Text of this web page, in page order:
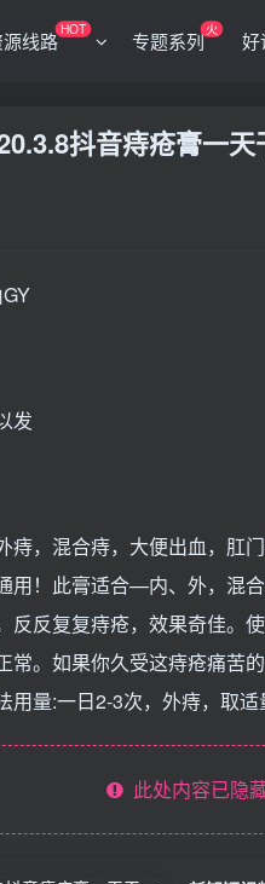
源线路HOT 专题系列火 好
抖音痔疮膏一天
发
痔，混合痔，大便出血，
用！此膏适合—内、外，混
反反复复痔疮，效果奇佳。
常。如果你久受这痔疮痛苦
量:一日2-3次，外痔，取
此处内容已隐